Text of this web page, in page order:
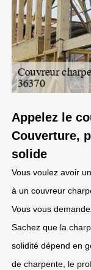
Appelez le
Couverture,
solide
Vous voulez avoir
à un couvreur
Vous vous
Sachez que la
solidité dépend en
de charpente, le